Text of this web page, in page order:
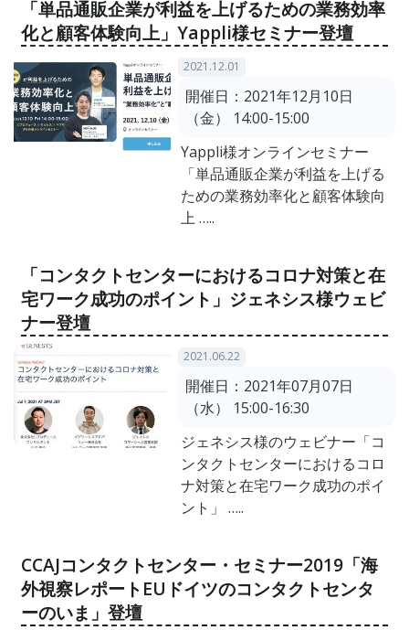
「単品通販企業が利益を上げるための業務効率
化と顧客体験向上」Yappli様セミナー登壇
2021.12.01
開催日： 2021年12月10日
（金） 14:00-15:00
Yappli様オンラインセミナー
「単品通販企業が利益を上げる
ための業務効率化と顧客体験向
上 …..
「コンタクトセンターにおけるコロナ対策と在
宅ワーク成功のポイント」ジェネシス様ウェビ
ナー登壇
2021.06.22
開催日： 2021年07月07日
（水） 15:00-16:30
ジェネシス様のウェビナー「コ
ンタクトセンターにおけるコロ
ナ対策と在宅ワーク成功のポイ
ント」 …..
CCAJコンタクトセンター・セミナー2019「海
外視察レポートEUドイツのコンタクトセンタ
ーのいま」登壇